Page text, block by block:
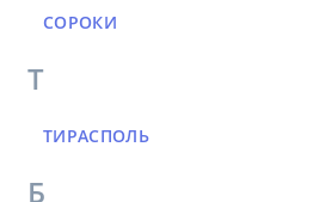
СОРОКИ
Т
ТИРАСПОЛЬ
Б